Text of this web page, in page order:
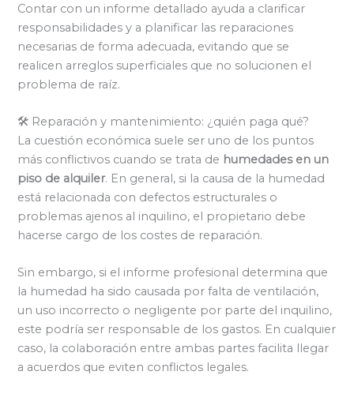
Contar con un informe detallado ayuda a clarificar
responsabilidades y a planificar las reparaciones
necesarias de forma adecuada, evitando que se
realicen arreglos superficiales que no solucionen el
problema de raíz.
🛠️ Reparación y mantenimiento: ¿quién paga qué?
La cuestión económica suele ser uno de los puntos
más conflictivos cuando se trata de humedades en un
piso de alquiler. En general, si la causa de la humedad
está relacionada con defectos estructurales o
problemas ajenos al inquilino, el propietario debe
hacerse cargo de los costes de reparación.
Sin embargo, si el informe profesional determina que
la humedad ha sido causada por falta de ventilación,
un uso incorrecto o negligente por parte del inquilino,
este podría ser responsable de los gastos. En cualquier
caso, la colaboración entre ambas partes facilita llegar
a acuerdos que eviten conflictos legales.